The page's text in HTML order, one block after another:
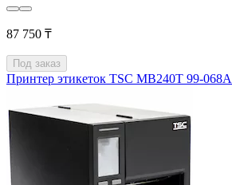
87 750 ₸
Под заказ
Принтер этикеток TSC MB240T 99-